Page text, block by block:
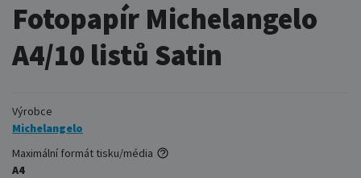
Fotopapír Michelangelo
A4/10 listů Satin
Výrobce
Michelangelo
Maximální formát tisku/média
A4